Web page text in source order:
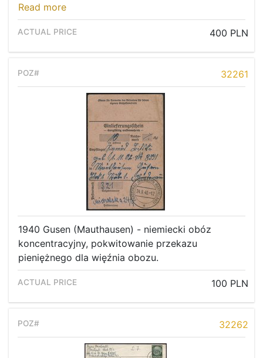
Read more
400 PLN
32261
1940 Gusen (Mauthausen) - niemiecki obóz
koncentracyjny, pokwitowanie przekazu
pieniężnego dla więźnia obozu.
100 PLN
32262